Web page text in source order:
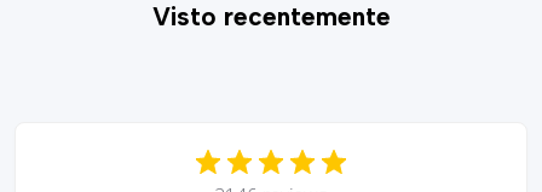
Visto recentemente